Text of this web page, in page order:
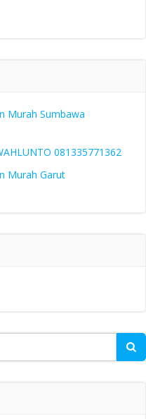
Murah Sumbawa
081335771362
Murah Garut